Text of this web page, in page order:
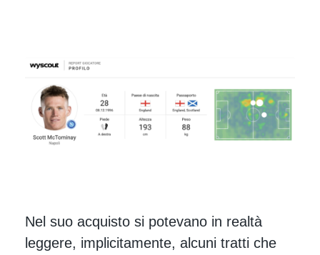
Nel suo acquisto si potevano in realtà
leggere, implicitamente, alcuni tratti che